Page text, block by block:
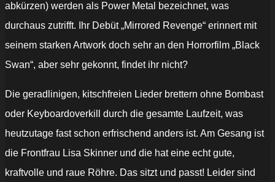
abkürzen) werden als Power Metal bezeichnet, was
durchaus zutrifft. Ihr Debüt „Mirrored Revenge“ erinnert mit
seinem starken Artwork doch sehr an den Horrorfilm „Black
Swan“, aber sehr gekonnt, findet ihr nicht?
Die geradlinigen, kitschfreien Lieder brettern ohne Bombast
oder Keyboardoverkill durch die gesamte Laufzeit, was
heutzutage fast schon erfrischend anders ist. Am Gesang ist
die Frontfrau Lisa Skinner und die hat eine echt gute,
kraftvolle und raue Röhre. Das sitzt und passt! Leider sind